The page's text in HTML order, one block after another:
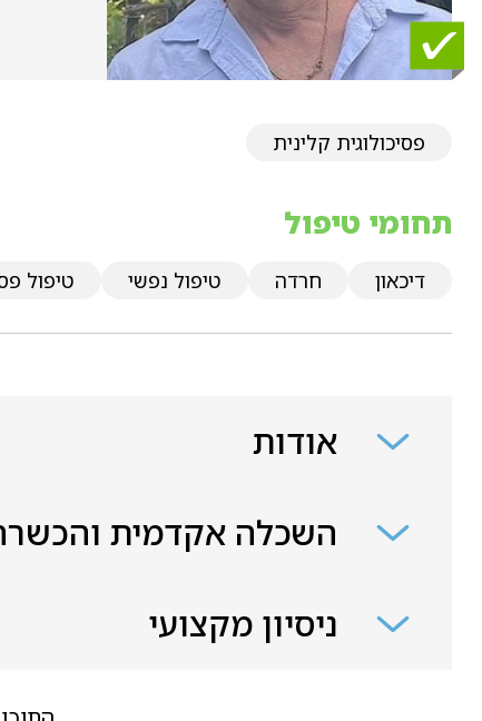
פסיכולוגית קלינית
תחומי טיפול
דיכאון חרדה טיפול נפשי טיפול
אודות
השכלה אקדמית
ניסיון מקצועי